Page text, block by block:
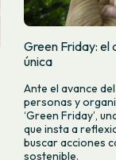
Green Friday:
única
Ante el avance
personas y
‘Green Friday’,
que insta a
buscar acciones
sostenible.